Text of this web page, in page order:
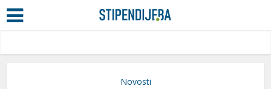
Novosti